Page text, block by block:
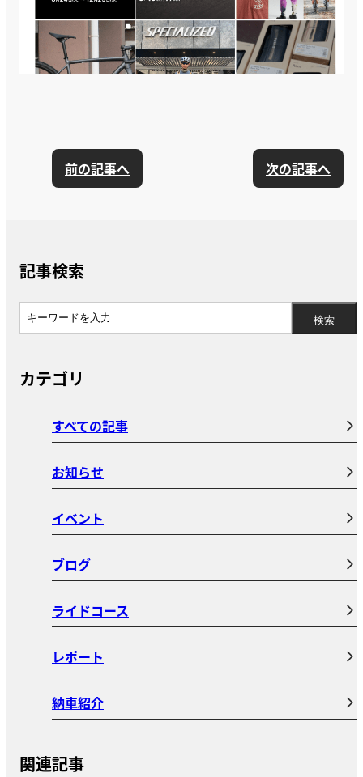
前の記事へ 次の記事へ
記事検索
カテゴリ
すべての記事
お知らせ
イベント
ブログ
ライドコース
レポート
納車紹介
関連記事